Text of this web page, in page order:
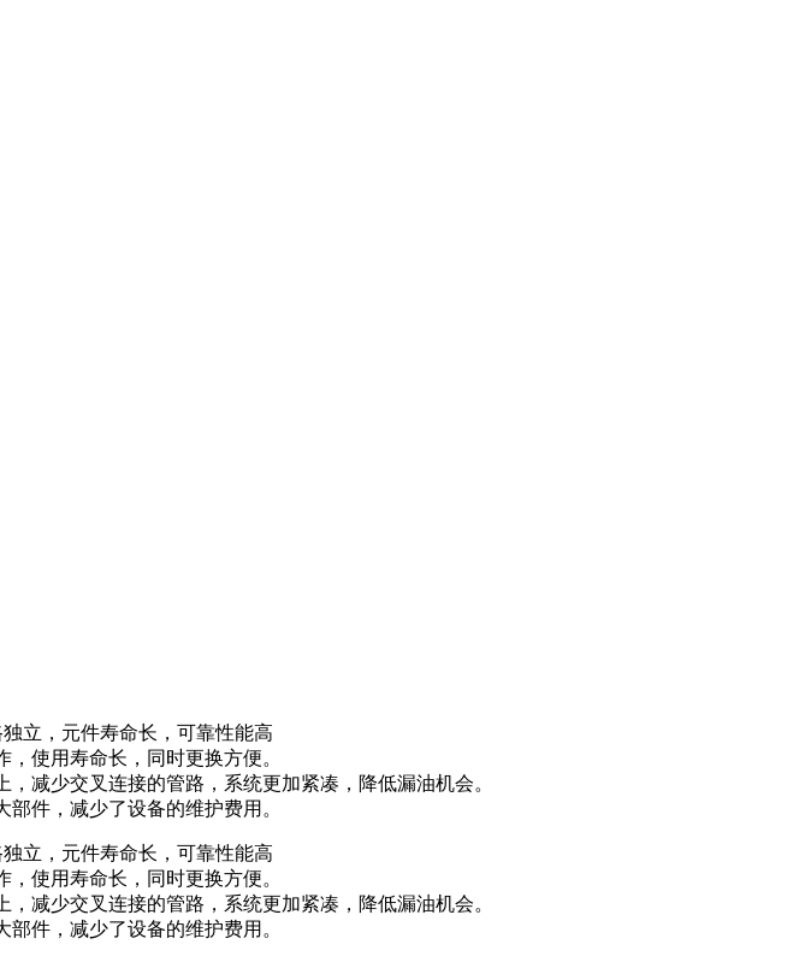
立，元件寿命长，可靠性能高
使用寿命长，同时更换方便。
减少交叉连接的管路，系统更加紧凑，降低漏油机会。
件，减少了设备的维护费用。
立，元件寿命长，可靠性能高
使用寿命长，同时更换方便。
减少交叉连接的管路，系统更加紧凑，降低漏油机会。
件，减少了设备的维护费用。